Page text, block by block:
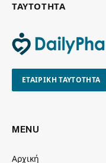
ΤΑΥΤΟΤΗΤΑ
ΕΤΑΙΡΙΚΗ ΤΑΥΤΟΤΗΤΑ
MENU
Αρχική